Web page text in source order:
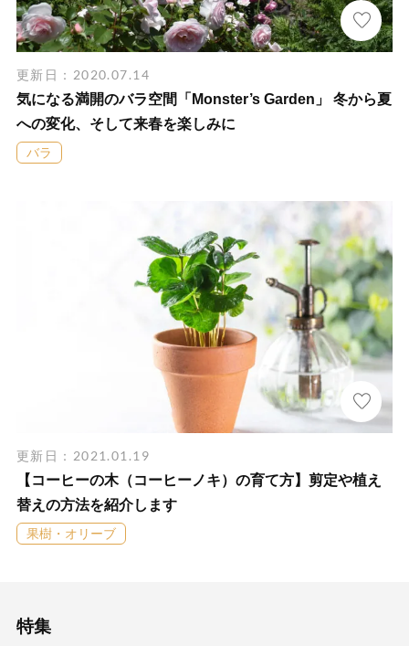
更新日：2020.07.14
気になる満開のバラ空間「Monster’s Garden」 冬から夏
への変化、そして来春を楽しみに
バラ
更新日：2021.01.19
【コーヒーの木（コーヒーノキ）の育て方】剪定や植え
替えの方法を紹介します
果樹・オリーブ
特集